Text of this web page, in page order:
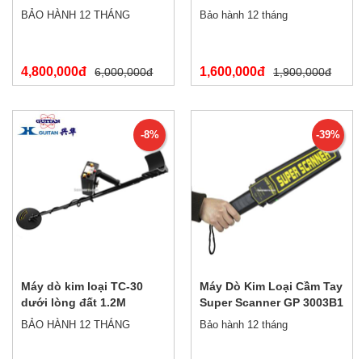
BẢO HÀNH 12 THÁNG
4,800,000đ 6,000,000đ
Bảo hành 12 tháng
1,600,000đ 1,900,000đ
-8%
Máy dò kim loại TC-30
dưới lòng đất 1.2M
BẢO HÀNH 12 THÁNG
-39%
Máy Dò Kim Loại Cầm Tay
Super Scanner GP 3003B1
Bảo hành 12 tháng